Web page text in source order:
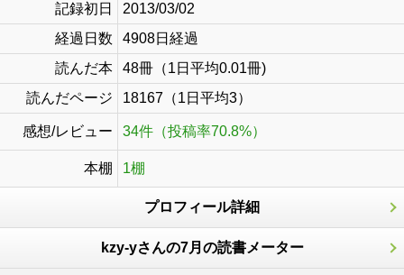
記録初日
2013/03/02
経過日数
4908日経過
読んだ本
48冊（1日平均0.01冊)
読んだページ
18167（1日平均3）
感想/レビュー 34件（投稿率70.8%）
本棚 1棚
プロフィール詳細
kzy-yさんの7月の読書メーター